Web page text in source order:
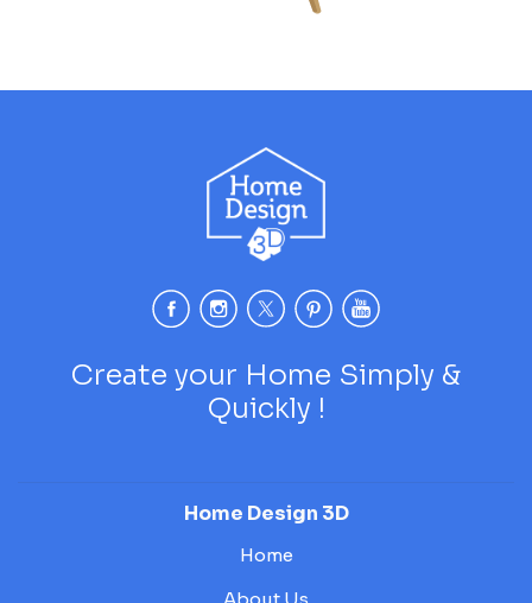
Create your Home Simply &
Quickly !
Home Design 3D
Home